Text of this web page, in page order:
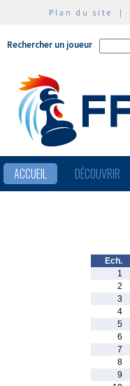
Plan du site |
Rechercher un joueur
ACCUEIL DÉCOUVRIR
Ech.
1
2
3
4
5
6
7
8
9